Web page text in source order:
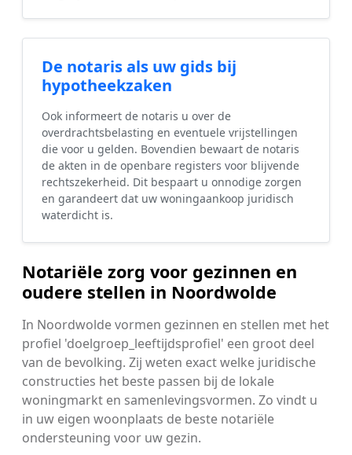
De notaris als uw gids bij
hypotheekzaken
Ook informeert de notaris u over de
overdrachtsbelasting en eventuele vrijstellingen
die voor u gelden. Bovendien bewaart de notaris
de akten in de openbare registers voor blijvende
rechtszekerheid. Dit bespaart u onnodige zorgen
en garandeert dat uw woningaankoop juridisch
waterdicht is.
Notariële zorg voor gezinnen en
oudere stellen in Noordwolde
In Noordwolde vormen gezinnen en stellen met het
profiel 'doelgroep_leeftijdsprofiel' een groot deel
van de bevolking. Zij weten exact welke juridische
constructies het beste passen bij de lokale
woningmarkt en samenlevingsvormen. Zo vindt u
in uw eigen woonplaats de beste notariële
ondersteuning voor uw gezin.